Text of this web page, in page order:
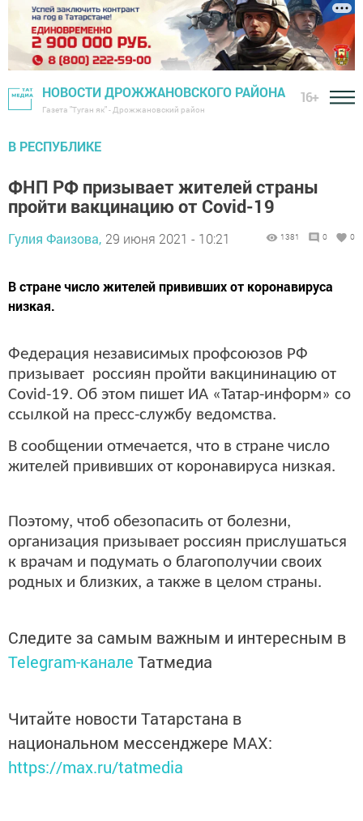
НОВОСТИ ДРОЖЖАНОВСКОГО РАЙОНА
Газета "Туган як" - Дрожжановский район
16+
В РЕСПУБЛИКЕ
ФНП РФ призывает жителей страны
пройти вакцинацию от Covid-19
Гулия Фаизова, 29 июня 2021 - 10:21 1381 0 0
В стране число жителей прививших от коронавируса
низкая.
Федерация независимых профсоюзов РФ
призывает россиян пройти вакцининацию от
Covid-19. Об этом пишет ИА «Татар-информ» со
ссылкой на пресс-службу ведомства.
В сообщении отмечается, что в стране число
жителей прививших от коронавируса низкая.
Поэтому, чтоб обезопасить от болезни,
организация призывает россиян прислушаться
к врачам и подумать о благополучии своих
родных и близких, а также в целом страны.
Следите за самым важным и интересным в
Telegram-канале Татмедиа
Читайте новости Татарстана в
национальном мессенджере MАХ:
https://max.ru/tatmedia